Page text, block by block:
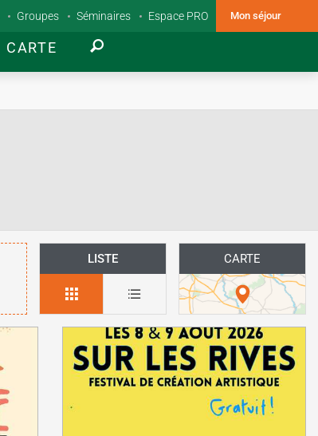
CARTE
Groupes Séminaires Espace PRO Mon séjour
LISTE CARTE